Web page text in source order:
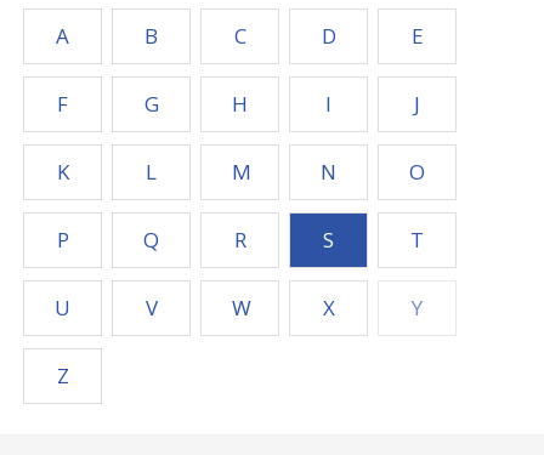
A B C D E
F G H I J
K L M N O
P Q R S T
U V W X Y
Z